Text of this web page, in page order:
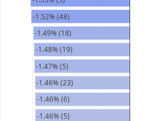
-1.46% (5)
-1.46% (6)
-1.46% (23)
-1.47% (5)
-1.48% (19)
-1.49% (18)
-1.52% (48)